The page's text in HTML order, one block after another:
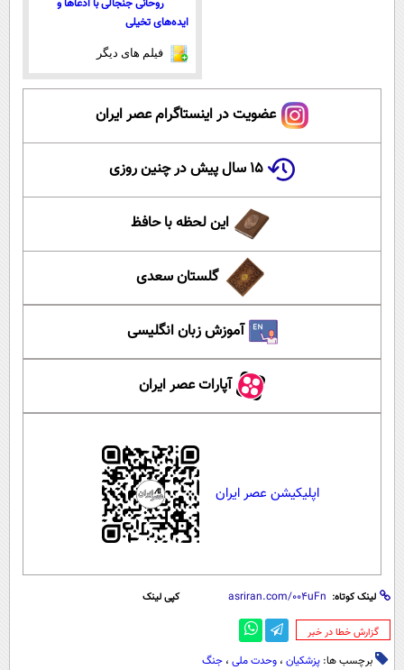
روحانی جنجالی با ادعاها و
ایده‌های تخیلی
فیلم های دیگر
عضویت در اینستاگرام عصر ایران
۱۵ سال پیش در چنین روزی
این لحظه با حافظ
گلستان سعدی
آموزش زبان انگلیسی
آپارات عصر ایران
اپلیکیشن عصر ایران
لینک کوتاه: کپی لینک
‌گزارش خطا در خبر
برچسب ها: پزشکیان ، وحدت ملی ، جنگ